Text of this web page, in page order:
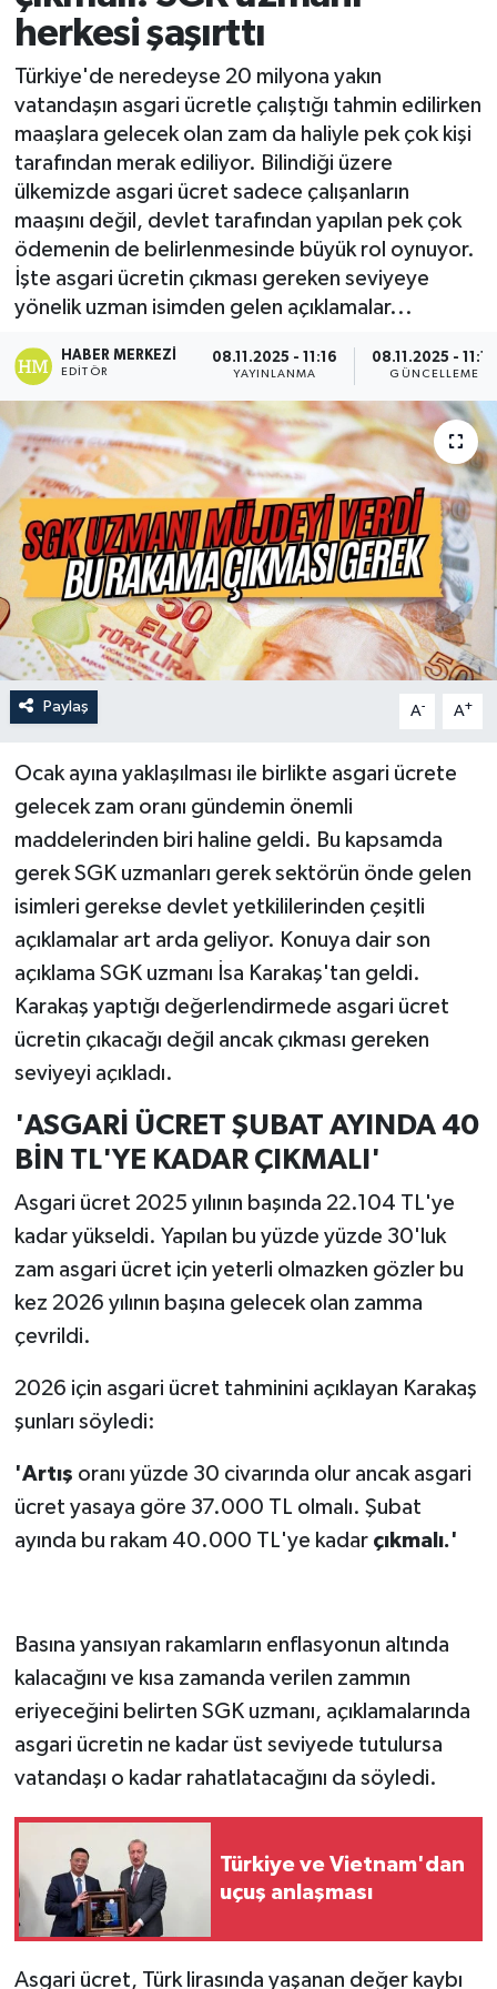
herkesi şaşırttı
Türkiye'de neredeyse 20 milyona yakın
vatandaşın asgari ücretle çalıştığı tahmin edilirken
maaşlara gelecek olan zam da haliyle pek çok kişi
tarafından merak ediliyor. Bilindiği üzere
ülkemizde asgari ücret sadece çalışanların
maaşını değil, devlet tarafından yapılan pek çok
ödemenin de belirlenmesinde büyük rol oynuyor.
İşte asgari ücretin çıkması gereken seviyeye
yönelik uzman isimden gelen açıklamalar...
HABER MERKEZI
EDITÖR
08.11.2025 - 11:16
YAYINLANMA
08.11.2025 - 11:16
GÜNCELLEME
Paylaş A- A+
Ocak ayına yaklaşılması ile birlikte asgari ücrete
gelecek zam oranı gündemin önemli
maddelerinden biri haline geldi. Bu kapsamda
gerek SGK uzmanları gerek sektörün önde gelen
isimleri gerekse devlet yetkililerinden çeşitli
açıklamalar art arda geliyor. Konuya dair son
açıklama SGK uzmanı İsa Karakaş'tan geldi.
Karakaş yaptığı değerlendirmede asgari ücret
ücretin çıkacağı değil ancak çıkması gereken
seviyeyi açıkladı.
'ASGARİ ÜCRET ŞUBAT AYINDA 40
BİN TL'YE KADAR ÇIKMALI'
Asgari ücret 2025 yılının başında 22.104 TL'ye
kadar yükseldi. Yapılan bu yüzde yüzde 30'luk
zam asgari ücret için yeterli olmazken gözler bu
kez 2026 yılının başına gelecek olan zamma
çevrildi.
2026 için asgari ücret tahminini açıklayan Karakaş
şunları söyledi:
'Artış oranı yüzde 30 civarında olur ancak asgari
ücret yasaya göre 37.000 TL olmalı. Şubat
ayında bu rakam 40.000 TL'ye kadar çıkmalı.'
Basına yansıyan rakamların enflasyonun altında
kalacağını ve kısa zamanda verilen zammın
eriyeceğini belirten SGK uzmanı, açıklamalarında
asgari ücretin ne kadar üst seviyede tutulursa
vatandaşı o kadar rahatlatacağını da söyledi.
Türkiye ve Vietnam'dan
uçuş anlaşması
Asgari ücret, Türk lirasında yaşanan değer kaybı